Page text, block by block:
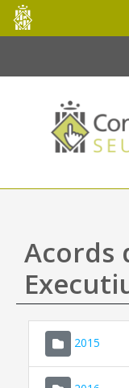
Salta al contingut
Consell
de
Mallorca
Acords
2015